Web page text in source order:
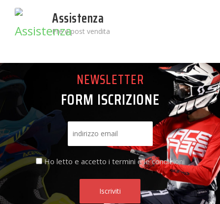
Assistenza
Pre e post vendita
NEWSLETTER
FORM ISCRIZIONE
Ho letto e accetto i termini e le condizioni